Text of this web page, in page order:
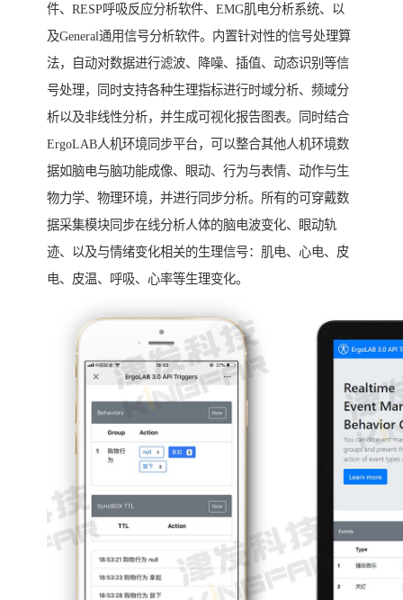
件、RESP呼吸反应分析软件、EMG肌电分析系统、以
及General通用信号分析软件。内置针对性的信号处理算
法，自动对数据进行滤波、降噪、插值、动态识别等信
号处理，同时支持各种生理指标进行时域分析、频域分
析以及非线性分析，并生成可视化报告图表。同时结合
ErgoLAB人机环境同步平台，可以整合其他人机环境数
据如脑电与脑功能成像、眼动、行为与表情、动作与生
物力学、物理环境，并进行同步分析。所有的可穿戴数
据采集模块同步在线分析人体的脑电波变化、眼动轨
迹、以及与情绪变化相关的生理信号：肌电、心电、皮
电、皮温、呼吸、心率等生理变化。